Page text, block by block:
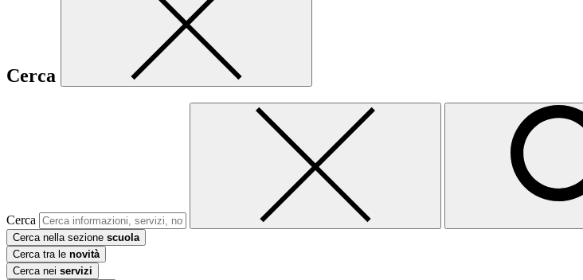
Cerca
Cerca
Cerca nella sezione scuola
Cerca tra le novità
Cerca nei servizi